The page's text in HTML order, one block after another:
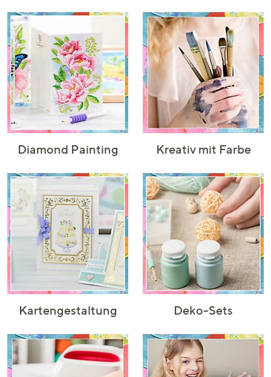
Diamond Painting Kreativ mit Farbe
Kartengestaltung Deko-Sets